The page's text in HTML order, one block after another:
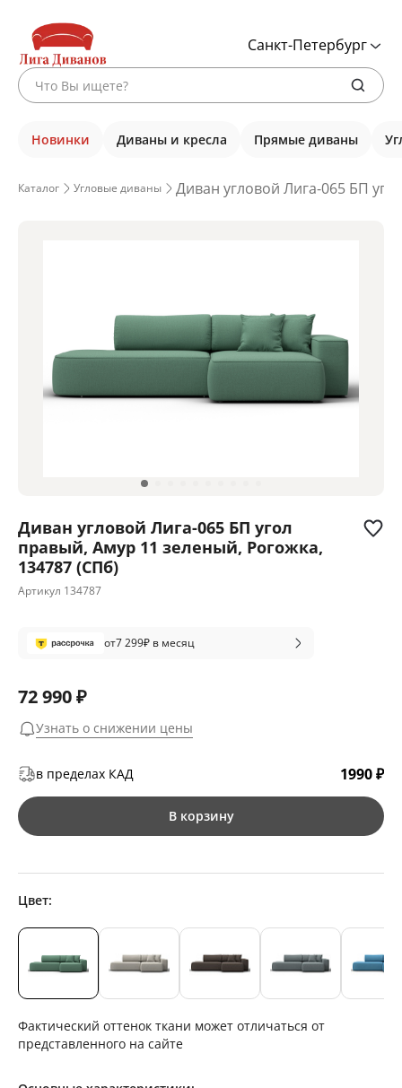
Санкт-Петербург
Новинки Диваны и кресла Прямые диваны
Каталог Угловые диваны Диван угловой Лига-065 БП
Диван угловой Лига-065 БП угол
правый, Амур 11 зеленый, Рогожка,
134787 (СПб)
Артикул 134787
от7 299₽ в месяц
72 990 ₽
Узнать о снижении цены
в пределах КАД 1990 ₽
В корзину
Цвет:
Фактический оттенок ткани может отличаться от
представленного на сайте